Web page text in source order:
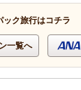
ック旅行はコチラ
一覧へ